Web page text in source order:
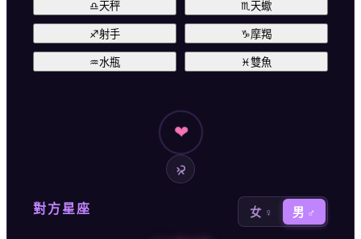
♎天秤 ♏ 天蠍
♐射手 ♑摩羯
♒水瓶 ♓雙魚
❤
對方星座 女 ♀ 男 ♂